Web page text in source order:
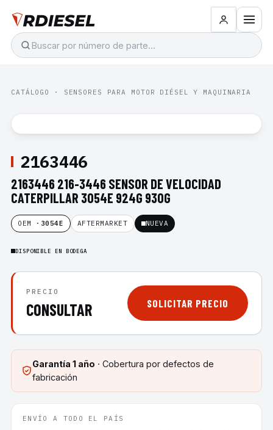
CATÁLOGO · SENSORES PARA MOTOR DIÉSEL Y MAQUINARIA
2163446
2163446 216-3446 SENSOR DE VELOCIDAD
CATERPILLAR 3054E 924G 930G
OEM · 3054E AFTERMARKET NUEVA
DISPONIBLE EN BODEGA
PRECIO
CONSULTAR SOLICITAR PRECIO
Garantía 1 año · Cobertura por defectos de
fabricación
ENVÍO A TODO EL PAÍS